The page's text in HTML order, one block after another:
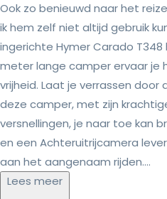
Ook zo benieuwd naar het
ik hem zelf niet altijd gebruik
ingerichte Hymer Carado T348
meter lange camper ervaar je
vrijheid. Laat je verrassen door
deze camper, met zijn
versnellingen, je naar toe kan
en een Achteruitrijcamera
aan het aangenaam rijden....
Lees meer